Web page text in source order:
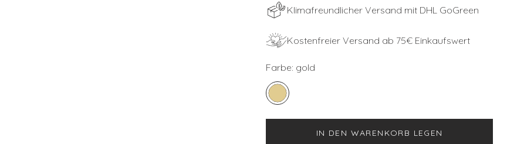
Klimafreundlicher Versand mit DHL GoGreen
Kostenfreier Versand ab 75€ Einkaufswert
Farbe: gold
IN DEN WARENKORB LEGEN